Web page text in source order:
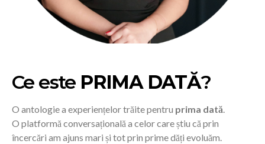
Ce este PRIMA DATĂ?
O antologie a experiențelor trăite pentru prima dată.
O platformă conversațională a celor care știu că prin
încercări am ajuns mari și tot prin prime dăți evoluăm.